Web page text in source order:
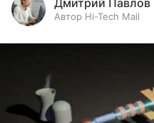
Автор Hi-Tech Mail